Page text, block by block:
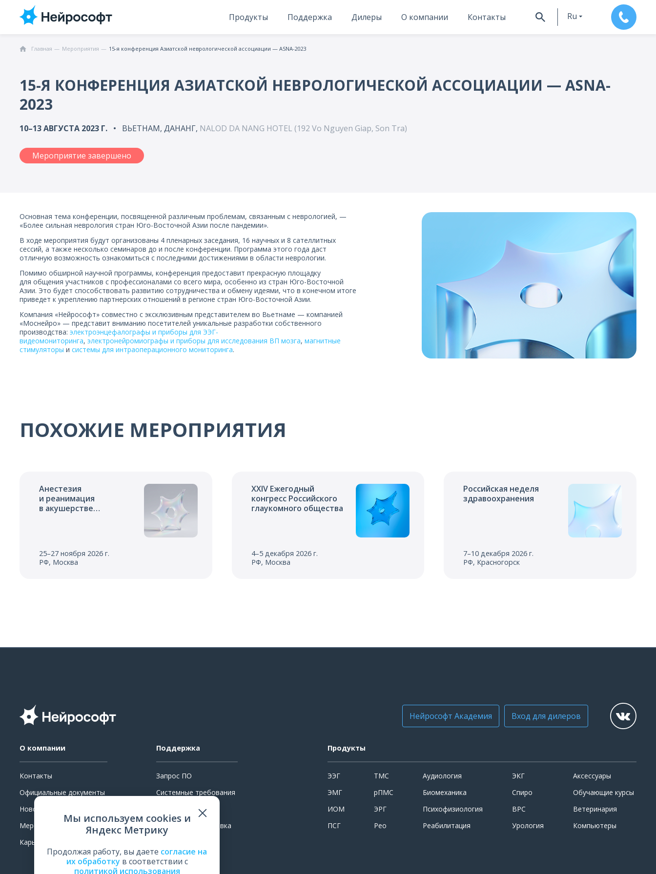
Продукты Поддержка Дилеры О компании Контакты Ru
Главная Мероприятия 15-я конференция Азиатской неврологической ассоциации — ASNA-2023
15-Я КОНФЕРЕНЦИЯ АЗИАТСКОЙ НЕВРОЛОГИЧЕСКОЙ АССОЦИАЦИИ — ASNA-
2023
10–13 АВГУСТА 2023 Г. ВЬЕТНАМ, ДАНАНГ, NALOD DA NANG HOTEL (192 Vo Nguyen Giap, Son Tra)
Мероприятие завершено
Основная тема конференции, посвященной различным проблемам, связанным с неврологией, —
«Более сильная неврология стран Юго-Восточной Азии после пандемии».
В ходе мероприятия будут организованы 4 пленарных заседания, 16 научных и 8 сателлитных
сессий, а также несколько семинаров до и после конференции. Программа этого года даст
отличную возможность ознакомиться с последними достижениями в области неврологии.
Помимо обширной научной программы, конференция предоставит прекрасную площадку
для общения участников с профессионалами со всего мира, особенно из стран Юго-Восточной
Азии. Это будет способствовать развитию сотрудничества и обмену идеями, что в конечном итоге
приведет к укреплению партнерских отношений в регионе стран Юго-Восточной Азии.
Компания «Нейрософт» совместно с эксклюзивным представителем во Вьетнаме — компанией
«Моснейро» — представит вниманию посетителей уникальные разработки собственного
производства: электроэнцефалографы и приборы для ЭЭГ-
видеомониторинга, электронейромиографы и приборы для исследования ВП мозга, магнитные
стимуляторы и системы для интраоперационного мониторинга.
ПОХОЖИЕ МЕРОПРИЯТИЯ
Анестезия
и реанимация
в акушерстве
25–27 ноября 2026 г.
РФ, Москва
XXIV Ежегодный
конгресс Российского
глаукомного общества
4–5 декабря 2026 г.
РФ, Москва
Российская неделя
здравоохранения
7–10 декабря 2026 г.
РФ, Красногорск
Нейрософт Академия Вход для дилеров
О компании
Контакты
Официальные документы
Новости
Мероприятия
Карьера
Поддержка
Запрос ПО
Системные требования
Поверка и калибровка
Оценить работу
Продукты
ЭЭГ
ЭМГ
ИОМ
ПСГ
ТМС
рПМС
ЭРГ
Рео
Аудиология
Биомеханика
Психофизиология
Реабилитация
ЭКГ
Спиро
ВРС
Урология
Аксессуары
Обучающие курсы
Ветеринария
Компьютеры
Мы используем cookies и
Яндекс Метрику
Продолжая работу, вы даете согласие на
их обработку в соответствии с
политикой использования